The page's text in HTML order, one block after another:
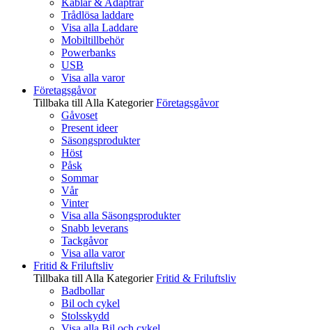
Kablar & Adaptrar
Trådlösa laddare
Visa alla Laddare
Mobiltillbehör
Powerbanks
USB
Visa alla varor
Företagsgåvor
Tillbaka till Alla Kategorier Företagsgåvor
Gåvoset
Present ideer
Säsongsprodukter
Höst
Påsk
Sommar
Vår
Vinter
Visa alla Säsongsprodukter
Snabb leverans
Tackgåvor
Visa alla varor
Fritid & Friluftsliv
Tillbaka till Alla Kategorier Fritid & Friluftsliv
Badbollar
Bil och cykel
Stolsskydd